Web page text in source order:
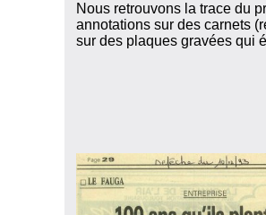
Nous retrouvons la trace du
annotations sur des carnets
sur des plaques gravées qui